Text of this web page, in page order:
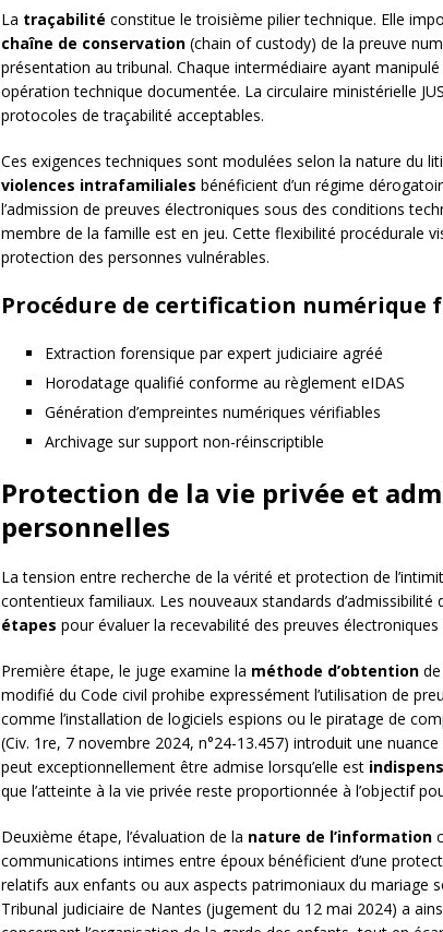
La traçabilité constitue le troisième pilier technique. Elle
chaîne de conservation(chain of custody) de la preuve
présentation au tribunal. Chaque intermédiaire ayant
opération technique documentée. La circulaire ministérielle
protocoles de traçabilité acceptables.
Ces exigences techniques sont modulées selon la nature du
violences intrafamiliales bénéficient d’un régime
l’admission de preuves électroniques sous des conditions
membre de la famille est en jeu. Cette flexibilité procédurale
protection des personnes vulnérables.
Procédure de certification numérique
Extraction forensique par expert judiciaire agréé
Horodatage qualifié conforme au règlement eIDAS
Génération d’empreintes numériques vérifiables
Archivage sur support non-réinscriptible
Protection de la vie privée et
personnelles
La tension entre recherche de la vérité et protection de
contentieux familiaux. Les nouveaux standards d’admissibilité
étapes pour évaluer la recevabilité des preuves
Première étape, le juge examine la méthode d’obtentionde
modifié du Code civil prohibe expressément l’utilisation de
comme l’installation de logiciels espions ou le piratage de
(Civ. 1re, 7 novembre 2024, n°24-13.457) introduit une
peut exceptionnellement être admise lorsqu’elle est
que l’atteinte à la vie privée reste proportionnée à l’objectif
Deuxième étape, l’évaluation de la nature de l’information
communications intimes entre époux bénéficient d’une
relatifs aux enfants ou aux aspects patrimoniaux du mariage
Tribunal judiciaire de Nantes (jugement du 12 mai 2024) a